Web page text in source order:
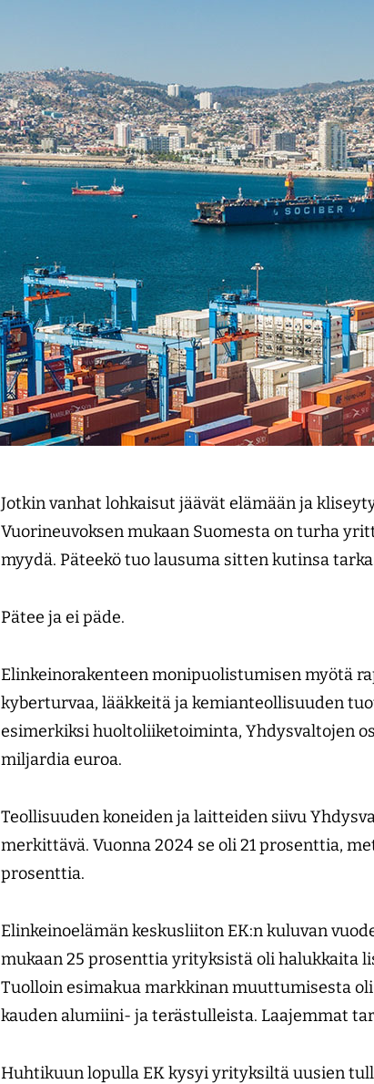
Jotkin vanhat lohkaisut jäävät elämään ja
Vuorineuvoksen mukaan Suomesta on turha
myydä. Päteekö tuo lausuma sitten kutinsa
Pätee ja ei päde.
Elinkeinorakenteen monipuolistumisen myötä
kyberturvaa, lääkkeitä ja kemianteollisuuden
esimerkiksi huoltoliiketoiminta, Yhdysvaltojen
miljardia euroa.
Teollisuuden koneiden ja laitteiden siivu
merkittävä. Vuonna 2024 se oli 21 prosenttia,
prosenttia.
Elinkeinoelämän keskusliiton EK:n kuluvan
mukaan 25 prosenttia yrityksistä oli halukkaita
Tuolloin esi­makua markkinan muuttumisesta
kauden alumiini- ja terästulleista. Laajemmat
Huhtikuun lopulla EK kysyi yrityksiltä uusien